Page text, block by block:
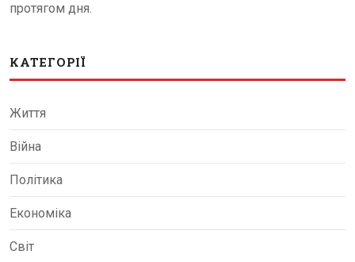
протягом дня.
КАТЕГОРІЇ
Життя
Війна
Політика
Економіка
Світ